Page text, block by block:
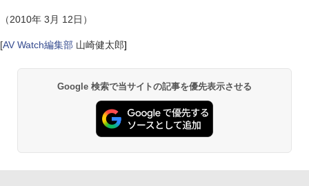
（2010年 3月 12日）
[AV Watch編集部 山崎健太郎]
Google 検索で当サイトの記事を優先表示させる